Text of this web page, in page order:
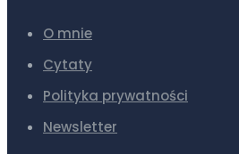
O mnie
Cytaty
Polityka prywatności
Newsletter